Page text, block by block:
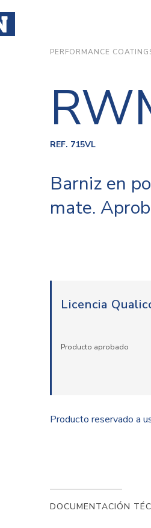
PERFORMANCE
REF. 715VL
Barniz en
mate.
Licencia
Producto aprobado
Producto reservado a
DOCUMENTACIÓN